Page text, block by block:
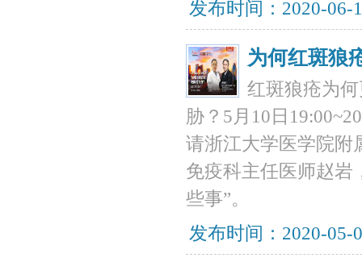
发布时间：2020-
为何红斑狼
红斑狼疮为
胁？5月10日
请浙江大学医学院附
免疫科主任医师赵岩
些事”。
发布时间：2020-